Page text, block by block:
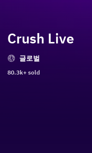
Crush Live
글로벌
80.3k+ sold